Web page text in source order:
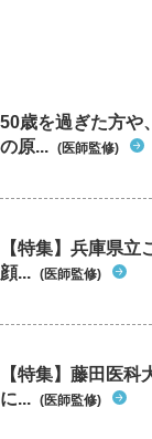
ましたが痩せる
まいます。 ALT
をせずに、痩せる
生活習慣や改善だ
50歳を過ぎた方や
の原... (医師監修)
【特集】兵庫県
顔... (医師監修)
【特集】藤田医
に... (医師監修)